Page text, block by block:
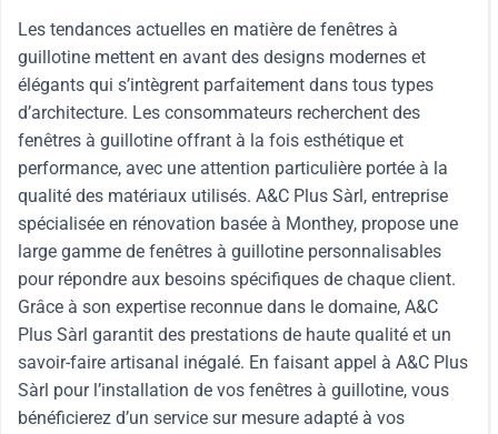
Les tendances actuelles en matière de fenêtres à
guillotine mettent en avant des designs modernes et
élégants qui s’intègrent parfaitement dans tous types
d’architecture. Les consommateurs recherchent des
fenêtres à guillotine offrant à la fois esthétique et
performance, avec une attention particulière portée à la
qualité des matériaux utilisés. A&C Plus Sàrl, entreprise
spécialisée en rénovation basée à Monthey, propose une
large gamme de fenêtres à guillotine personnalisables
pour répondre aux besoins spécifiques de chaque client.
Grâce à son expertise reconnue dans le domaine, A&C
Plus Sàrl garantit des prestations de haute qualité et un
savoir-faire artisanal inégalé. En faisant appel à A&C Plus
Sàrl pour l’installation de vos fenêtres à guillotine, vous
bénéficierez d’un service sur mesure adapté à vos